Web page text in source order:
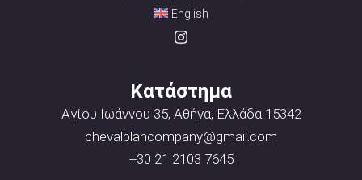
English
Κατάστημα
Αγίου Ιωάννου 35, Αθήνα, Ελλάδα 15342
chevalblancompany@gmail.com
+30 21 2103 7645